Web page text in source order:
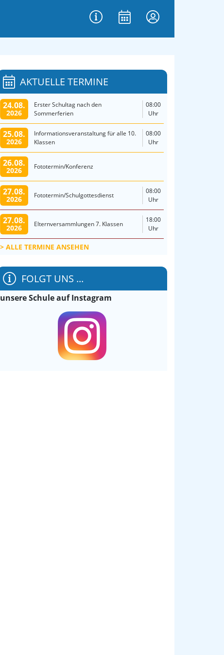
AKTUELLE TERMINE
24.08.
2026
Erster Schultag nach den
Sommerferien
08:00
Uhr
25.08.
2026
Informationsveranstaltung für alle 10.
Klassen
08:00
Uhr
26.08.
2026 Fototermin/Konferenz
27.08.
2026 Fototermin/Schulgottesdienst
08:00
Uhr
27.08.
2026 Elternversammlungen 7. Klassen
18:00
Uhr
ALLE TERMINE ANSEHEN
FOLGT UNS ...
unsere Schule auf Instagram